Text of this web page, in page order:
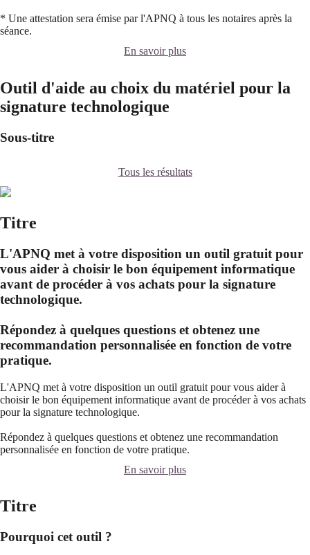
* Une attestation sera émise par l'APNQ à tous les notaires après la
séance.
En savoir plus
Outil d'aide au choix du matériel pour la
signature technologique
Sous-titre
Tous les résultats
Titre
L'APNQ met à votre disposition un outil gratuit pour
vous aider à choisir le bon équipement informatique
avant de procéder à vos achats pour la signature
technologique.
Répondez à quelques questions et obtenez une
recommandation personnalisée en fonction de votre
pratique.
L'APNQ met à votre disposition un outil gratuit pour vous aider à
choisir le bon équipement informatique avant de procéder à vos achats
pour la signature technologique.
Répondez à quelques questions et obtenez une recommandation
personnalisée en fonction de votre pratique.
En savoir plus
Titre
Pourquoi cet outil ?